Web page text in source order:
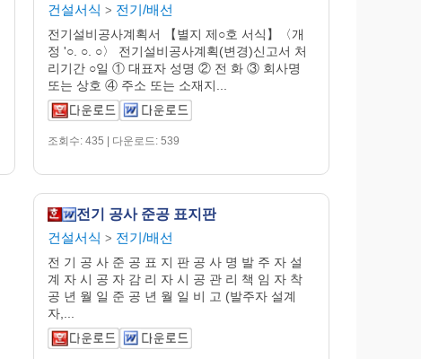
건설서식 > 전기/배선
전기설비공사계획서 【별지 제○호 서식】〈개
정 '○. ○. ○〉 전기설비공사계획(변경)신고서 처
리기간 ○일 ① 대표자 성명 ② 전 화 ③ 회사명
또는 상호 ④ 주소 또는 소재지...
조회수: 435 | 다운로드: 539
전기 공사 준공 표지판
건설서식 > 전기/배선
전 기 공 사 준 공 표 지 판 공 사 명 발 주 자 설
계 자 시 공 자 감 리 자 시 공 관 리 책 임 자 착
공 년 월 일 준 공 년 월 일 비 고 (발주자 설계
자,...